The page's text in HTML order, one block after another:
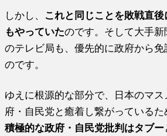
しかし、 これと同じことを敗戦直
もやっていたのです。そして大手
のテレビ局も、優先的に政府から
のです。
ゆえに根源的な部分で、日本のマ
府・自民党と癒着し繋がっているた
積極的な政府・自民党批判はタブー